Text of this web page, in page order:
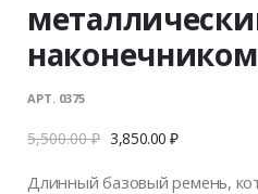
наконечником
АРТ. 0375
5,500.00₽ 3,850.00₽
Длинный базовый ремень,